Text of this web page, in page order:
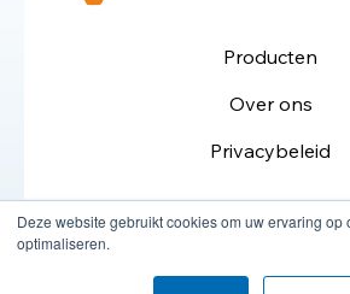
Deze website gebruikt cookies om uw ervaring op
optimaliseren.
Producten
Over ons
Privacybeleid